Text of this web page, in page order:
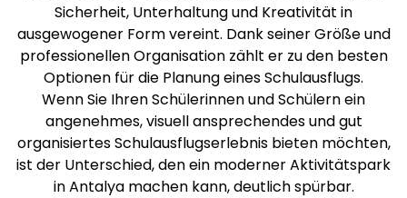
Sicherheit, Unterhaltung und Kreativität in
ausgewogener Form vereint. Dank seiner Größe und
professionellen Organisation zählt er zu den besten
Optionen für die Planung eines Schulausflugs.
Wenn Sie Ihren Schülerinnen und Schülern ein
angenehmes, visuell ansprechendes und gut
organisiertes Schulausflugserlebnis bieten möchten,
ist der Unterschied, den ein moderner Aktivitätspark
in Antalya machen kann, deutlich spürbar.